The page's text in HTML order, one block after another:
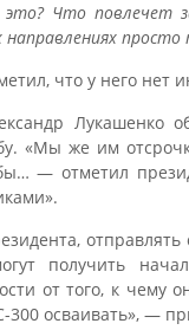
Что повлечет
направлениях
что у него нет
Лукашенко
«Мы же им
— отметил
получить
от того, к чему
300 осваивать», —